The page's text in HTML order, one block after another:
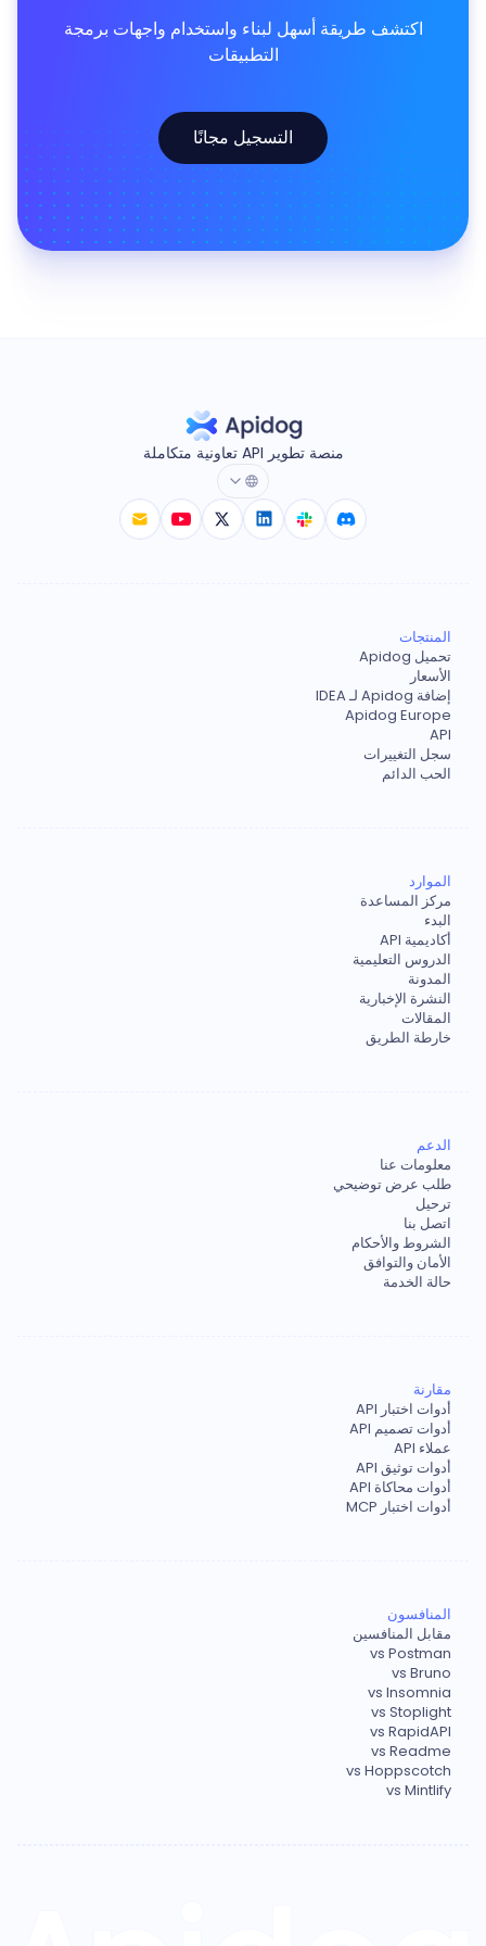
اكتشف طريقة أسهل لبناء واستخدام واجهات برمجة
التطبيقات
التسجيل مجانًا
منصة تطوير API تعاونية متكاملة
المنتجات
تحميل Apidog
الأسعار
إضافة Apidog لـ IDEA
Apidog Europe
API
سجل التغييرات
الحب الدائم
الموارد
مركز المساعدة
البدء
أكاديمية API
الدروس التعليمية
المدونة
النشرة الإخبارية
المقالات
خارطة الطريق
الدعم
معلومات عنا
طلب عرض توضيحي
ترحيل
اتصل بنا
الشروط والأحكام
الأمان والتوافق
حالة الخدمة
مقارنة
أدوات اختبار API
أدوات تصميم API
عملاء API
أدوات توثيق API
أدوات محاكاة API
أدوات اختبار MCP
المنافسون
مقابل المنافسين
vs Postman
vs Bruno
vs Insomnia
vs Stoplight
vs RapidAPI
vs Readme
vs Hoppscotch
vs Mintlify